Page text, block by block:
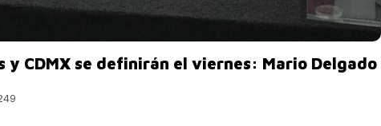
CDMX se definirán el viernes: Mario Delgado